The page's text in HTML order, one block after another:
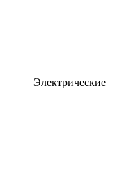
Электрические